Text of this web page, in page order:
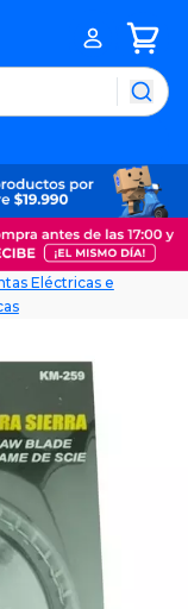
Eléctricas e